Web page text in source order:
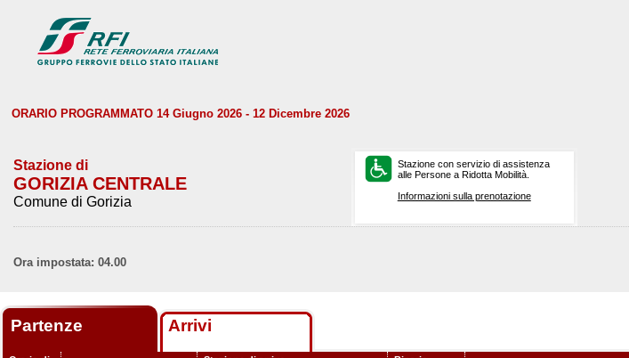
ORARIO PROGRAMMATO 14 Giugno 2026 - 12 Dicembre 2026
Stazione di
GORIZIA CENTRALE
Comune di Gorizia
Stazione con servizio di assistenza
alle Persone a Ridotta Mobilità.
Informazioni sulla prenotazione
Ora impostata: 04.00
Partenze Arrivi